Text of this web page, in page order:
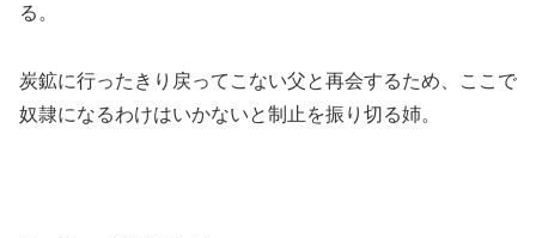
る。
炭鉱に行ったきり戻ってこない父と再会するため、ここで
奴隷になるわけはいかないと制止を振り切る姉。